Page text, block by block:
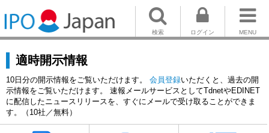
MENU
ログイン
検索
適時開示情報
10日分の開示情報をご覧いただけます。 会員登録いただくと、過去の開
示情報をご覧いただけます。 速報メールサービスとしてTdnetやEDINET
に配信したニュースリリースを、すぐにメールで受け取ることができま
す。（10社／無料）